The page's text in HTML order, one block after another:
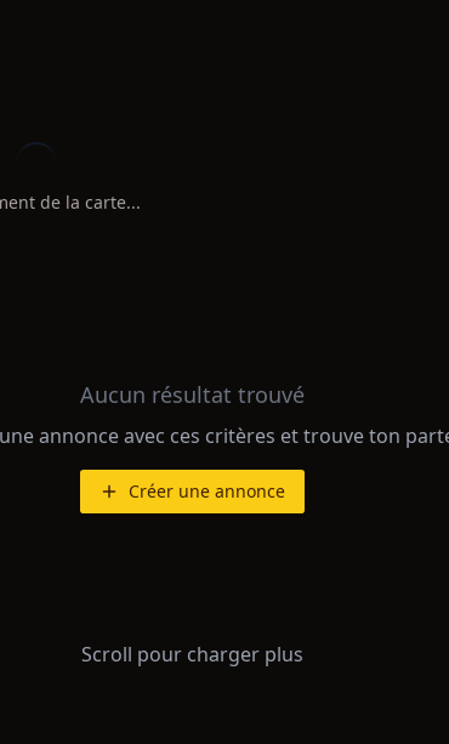
de la carte...
Aucun résultat trouvé
annonce avec ces critères et trouve ton
Créer une annonce
Scroll pour charger plus